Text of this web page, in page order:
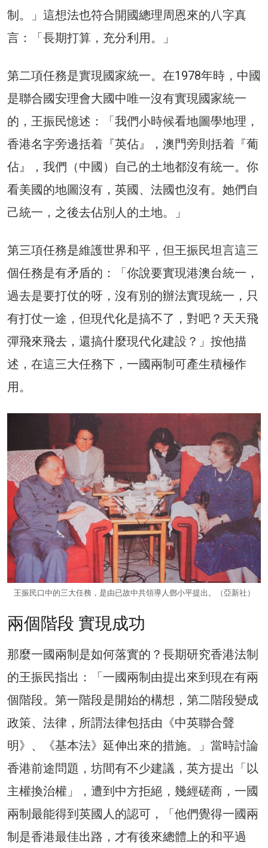
制。」這想法也符合開國總理周恩來的八字真
言：「長期打算，充分利用。」
第二項任務是實現國家統一。在1978年時，中國
是聯合國安理會大國中唯一沒有實現國家統一
的，王振民憶述：「我們小時候看地圖學地理，
香港名字旁邊括着『英佔』，澳門旁則括着『葡
佔』，我們（中國）自己的土地都沒有統一。你
看美國的地圖沒有，英國、法國也沒有。她們自
己統一，之後去佔別人的土地。」
第三項任務是維護世界和平，但王振民坦言這三
個任務是有矛盾的：「你說要實現港澳台統一，
過去是要打仗的呀，沒有別的辦法實現統一，只
有打仗一途，但現代化是搞不了，對吧？天天飛
彈飛來飛去，還搞什麼現代化建設？」按他描
述，在這三大任務下，一國兩制可產生積極作
用。
王振民口中的三大任務，是由已故中共領導人鄧小平提出。（亞新社）
兩個階段 實現成功
那麼一國兩制是如何落實的？長期研究香港法制
的王振民指出：「一國兩制由提出來到現在有兩
個階段。第一階段是開始的構想，第二階段變成
政策、法律，所謂法律包括由《中英聯合聲
明》、《基本法》延伸出來的措施。」當時討論
香港前途問題，坊間有不少建議，英方提出「以
主權換治權」，遭到中方拒絕，幾經磋商，一國
兩制最能得到英國人的認可，「他們覺得一國兩
制是香港最佳出路，才有後來總體上的和平過